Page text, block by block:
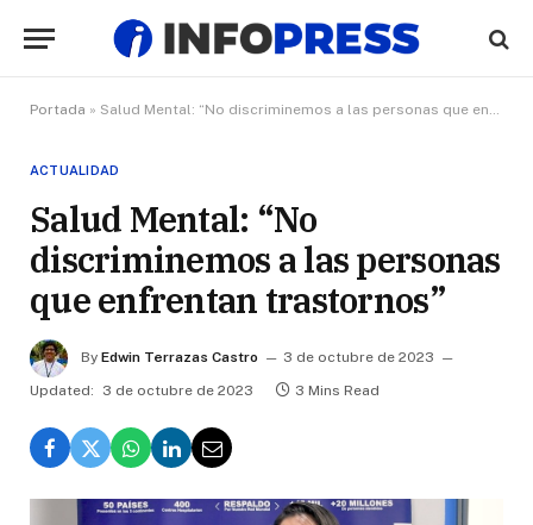
Portada » Salud Mental: “No discriminemos a las personas que enfrentan trastornos”
ACTUALIDAD
Salud Mental: “No
discriminemos a las personas
que enfrentan trastornos”
By Edwin Terrazas Castro
3 de octubre de 2023
Updated:
3 de octubre de 2023 3 Mins Read